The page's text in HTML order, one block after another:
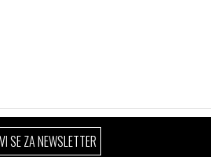
SE ZA NEWSLETTER